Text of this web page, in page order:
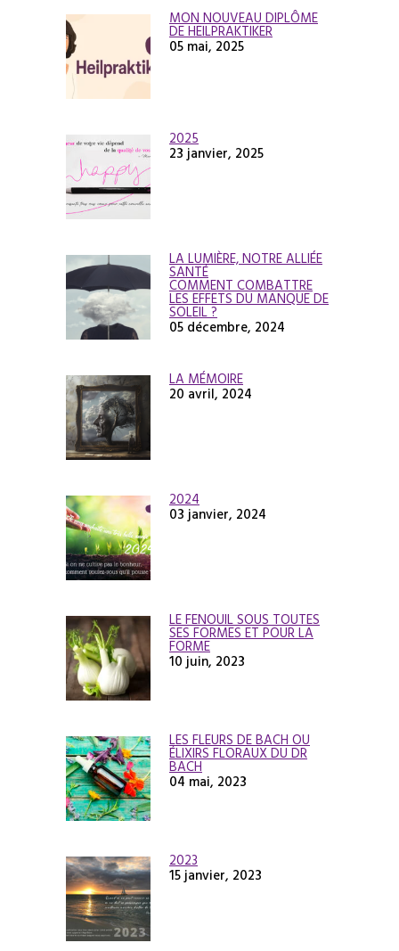
MON NOUVEAU DIPLÔME
DE HEILPRAKTIKER
05 mai, 2025
2025
23 janvier, 2025
LA LUMIÈRE, NOTRE ALLIÉE
SANTÉ
COMMENT COMBATTRE
LES EFFETS DU MANQUE DE
SOLEIL ?
05 décembre, 2024
LA MÉMOIRE
20 avril, 2024
2024
03 janvier, 2024
LE FENOUIL SOUS TOUTES
SES FORMES ET POUR LA
FORME
10 juin, 2023
LES FLEURS DE BACH OU
ÉLIXIRS FLORAUX DU DR
BACH
04 mai, 2023
2023
15 janvier, 2023